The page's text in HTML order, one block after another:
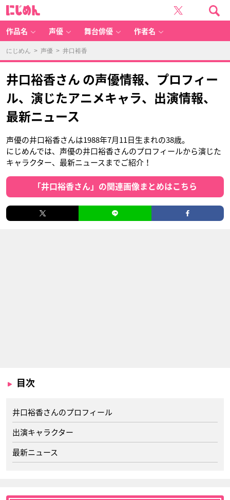
作品名 声優 舞台俳優 作者名
にじめん > 声優 > 井口裕香
井口裕香さん の声優情報、プロフィー
ル、演じたアニメキャラ、出演情報、
最新ニュース
声優の井口裕香さんは1988年7月11日生まれの38歳。
にじめんでは、声優の井口裕香さんのプロフィールから演じた
キャラクター、最新ニュースまでご紹介！
「井口裕香さん」の関連画像まとめはこちら
目次
井口裕香さんのプロフィール
出演キャラクター
最新ニュース